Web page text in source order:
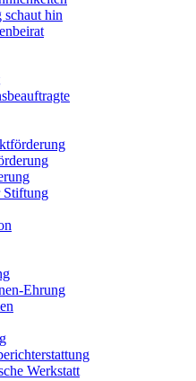
schaut hin
Stiftung
Ehrung
Werkstatt